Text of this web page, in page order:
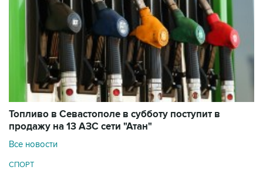
Топливо в Севастополе в субботу поступит в
продажу на 13 АЗС сети "Атан"
Все новости
СПОРТ